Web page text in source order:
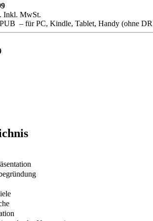
Inkl. MwSt.
– für PC, Kindle, Tablet, Handy (ohne